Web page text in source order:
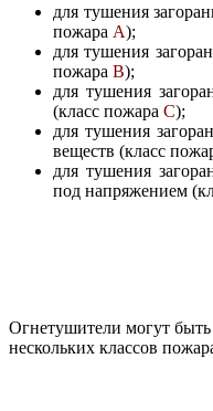
для тушения
пожара А);
для тушения
пожара В);
для тушения
(класс пожара С);
для тушения
веществ (класс
для тушения
под напряжением
Огнетушители могут
нескольких классов